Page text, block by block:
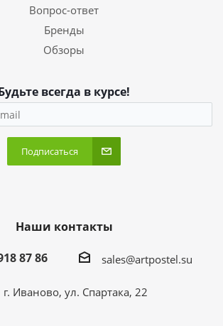
Вопрос-ответ
Бренды
Обзоры
всегда в курсе!
Подписаться
Наши контакты
87 86
sales@artpostel.su
г. Иваново, ул. Спартака, 22